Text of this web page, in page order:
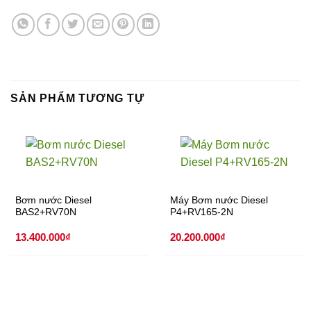
SẢN PHẨM TƯƠNG TỰ
Bơm nước Diesel
BAS2+RV70N
13.400.000₫
Máy Bơm nước Diesel
P4+RV165-2N
20.200.000₫